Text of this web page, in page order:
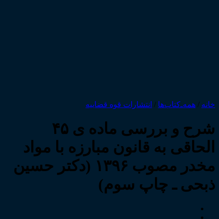
خانه / همه‌ـ‌کتاب‌ها / انتشارات قوه قضاییه
شرح و بررسی ماده ی ۴۵
الحاقی به قانون مبارزه با مواد
مخدر مصوب ۱۳۹۶ (دکتر حسین
ذبحی ـ چاپ سوم)